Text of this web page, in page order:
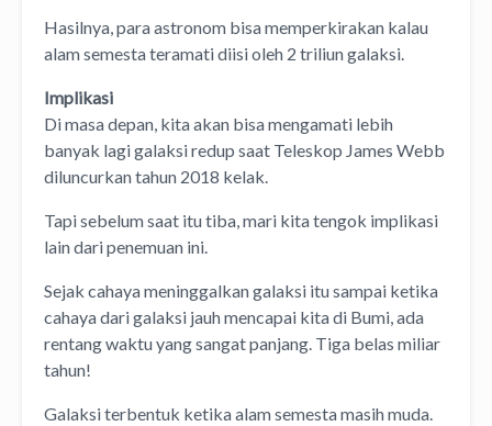
Hasilnya, para astronom bisa memperkirakan kalau
alam semesta teramati diisi oleh 2 triliun galaksi.
Implikasi
Di masa depan, kita akan bisa mengamati lebih
banyak lagi galaksi redup saat Teleskop James Webb
diluncurkan tahun 2018 kelak.
Tapi sebelum saat itu tiba, mari kita tengok implikasi
lain dari penemuan ini.
Sejak cahaya meninggalkan galaksi itu sampai ketika
cahaya dari galaksi jauh mencapai kita di Bumi, ada
rentang waktu yang sangat panjang. Tiga belas miliar
tahun!
Galaksi terbentuk ketika alam semesta masih muda.